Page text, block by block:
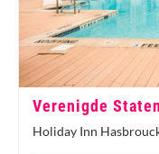
Verenigde
Holiday Inn